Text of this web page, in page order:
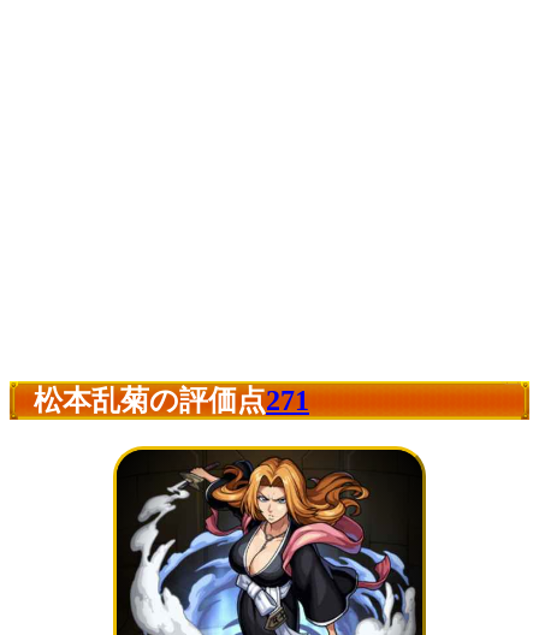
松本乱菊の評価点271